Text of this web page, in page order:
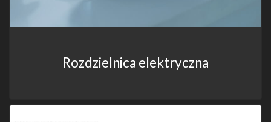
Rozdzielnica elektryczna